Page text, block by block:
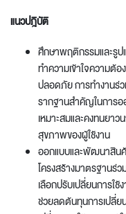
แนวปฎิบัติ
ศึกษาพฤติกรรมและรูป
ทำความเข้าใจความต้
ปลอดภัย การทำงานร่
รากฐานสำคัญในการอ
เหมาะสมและคงทนยา
สุขภาพของผู้ใช้งาน
ออกแบบและพัฒนาสินค้
โครงสร้างมาตรฐานร่
เลือกปรับเปลี่ยนการใ
ช่วยลดต้นทุนการเปลี่ย